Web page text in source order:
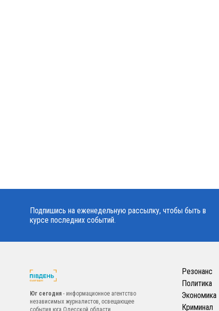
Подпишись на еженедельную рассылку, чтобы быть в
курсе последних событий.
Юг сегодня - информационное агентство
независимых журналистов, освещающее
события юга Одесской области.
Резонанс
Политика
Экономика
Криминал